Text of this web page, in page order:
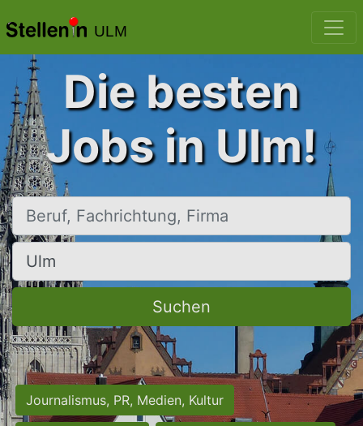
ULM
Die besten
Jobs in Ulm!
Beruf, Fachrichtung, Firma
Ort, Stadt
Suchen
Journalismus, PR, Medien, Kultur